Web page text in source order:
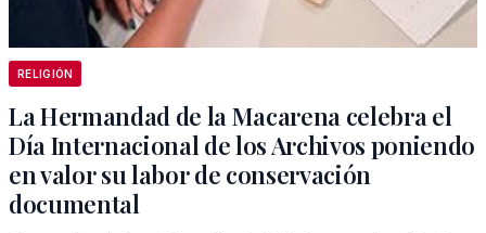
RELIGIÓN
La Hermandad de la Macarena celebra el
Día Internacional de los Archivos poniendo
en valor su labor de conservación
documental